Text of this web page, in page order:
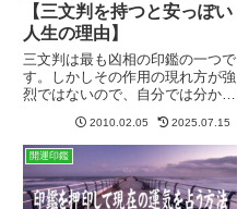
【三文判を持つと安っぽい
人生の理由】
三文判は最も凶相の印鑑の一つで
す。しかしその作用の現れ方が強
烈ではないので、自分では分から
人も多いのです。例えば水晶やチ
タンの印鑑を持てば、明らかに不
運が襲うので「何となく何かおか
しい」と気づくのですが、三文
判...
2010.02.05 2025.07.15
開運印鑑